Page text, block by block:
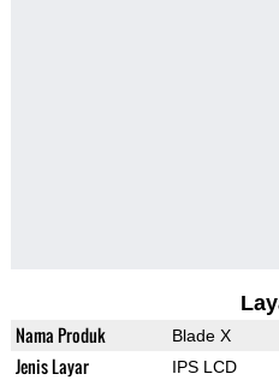
Nama Produk Blade X
Jenis Layar IPS LCD